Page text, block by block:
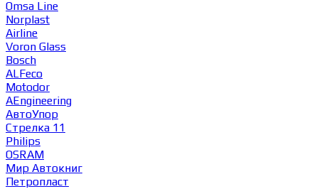
Omsa Line
Norplast
Airline
Voron Glass
Bosch
ALFeco
Motodor
AEngineering
АвтоУпор
Стрелка 11
Philips
OSRAM
Мир Автокниг
Петропласт